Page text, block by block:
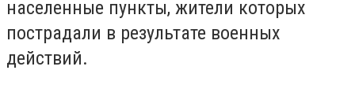
населенные пункты, жители которых
пострадали в результате военных
действий.